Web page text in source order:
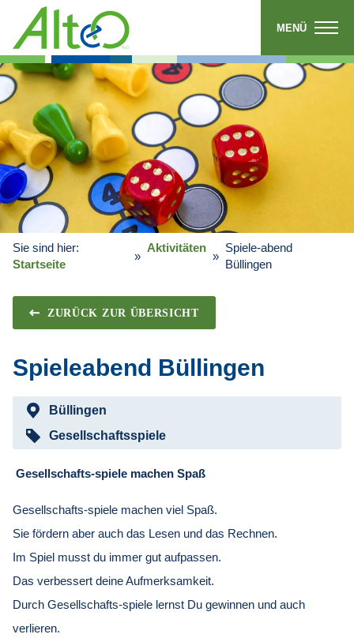
MENÜ
Sie sind hier:
Startseite
Aktivitäten
Spiele-abend
Büllingen
ZURÜCK ZUR ÜBERSICHT
Spieleabend Büllingen
Büllingen
Gesellschaftsspiele
Gesellschafts-spiele machen Spaß
Gesellschafts-spiele machen viel Spaß.
Sie fördern aber auch das Lesen und das Rechnen.
Im Spiel musst du immer gut aufpassen.
Das verbessert deine Aufmerksamkeit.
Durch Gesellschafts-spiele lernst Du gewinnen und auch
verlieren.